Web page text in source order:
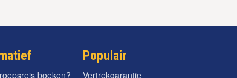
boeken?
Populair
Vertrekgarantie